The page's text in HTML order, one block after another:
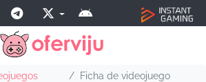
Ficha de videojuego